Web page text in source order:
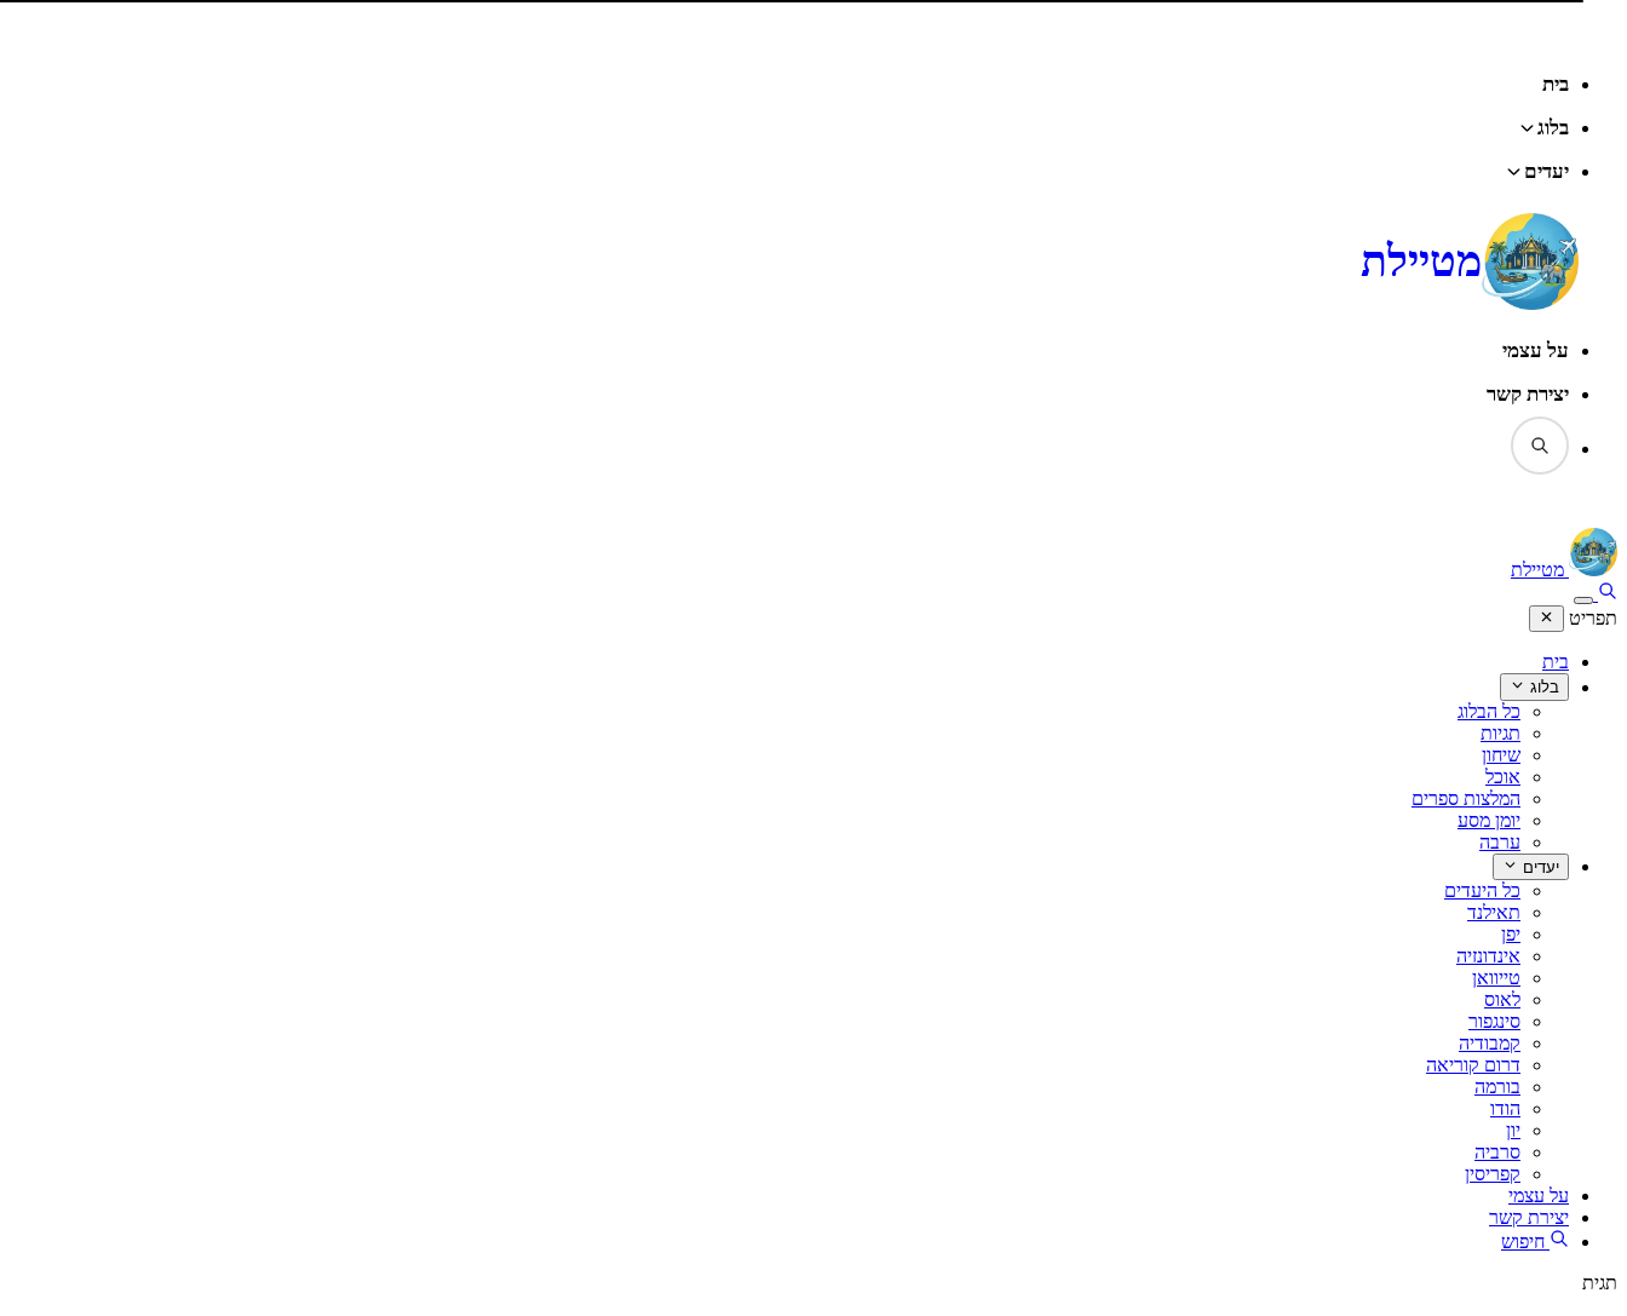
בית
בלוג
יעדים
מטיילת
על עצמי
יצירת קשר
מטיילת
תפריט
בית
בלוג
כל הבלוג
תגיות
שיחון
אוכל
המלצות ספרים
יומן מסע
ערבה
יעדים
כל היעדים
תאילנד
יפן
אינדונזיה
טייוואן
לאוס
סינגפור
קמבודיה
דרום קוריאה
בורמה
הודו
יון
סרביה
קפריסין
על עצמי
יצירת קשר
חיפוש
תגית